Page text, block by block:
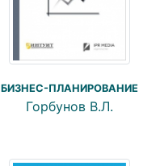
БИЗНЕС-ПЛАНИРОВАНИЕ
Горбунов В.Л.